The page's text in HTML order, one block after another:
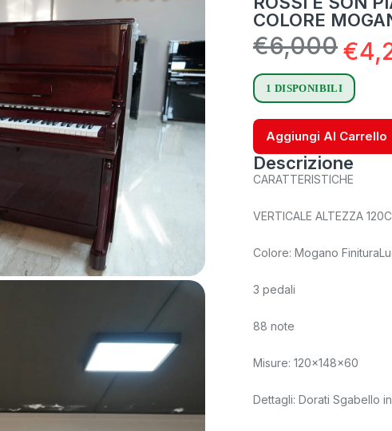
COLORE
€6,000€
1 DISPONIBILI
Aggiungi Al Carrello
Descrizione
CARATTERISTICHE
VERTICALE ALTEZZA
Colore: Mogano
3 pedali
88 note
Misure: 120x148x60
Dettagli: Dorati Sgabello